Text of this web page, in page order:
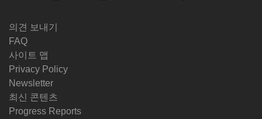
의견 보내기
FAQ
사이트 맵
Privacy Policy
Newsletter
최신 콘텐츠
Progress Reports